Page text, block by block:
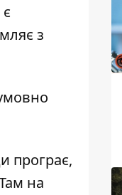
з
програє,
на